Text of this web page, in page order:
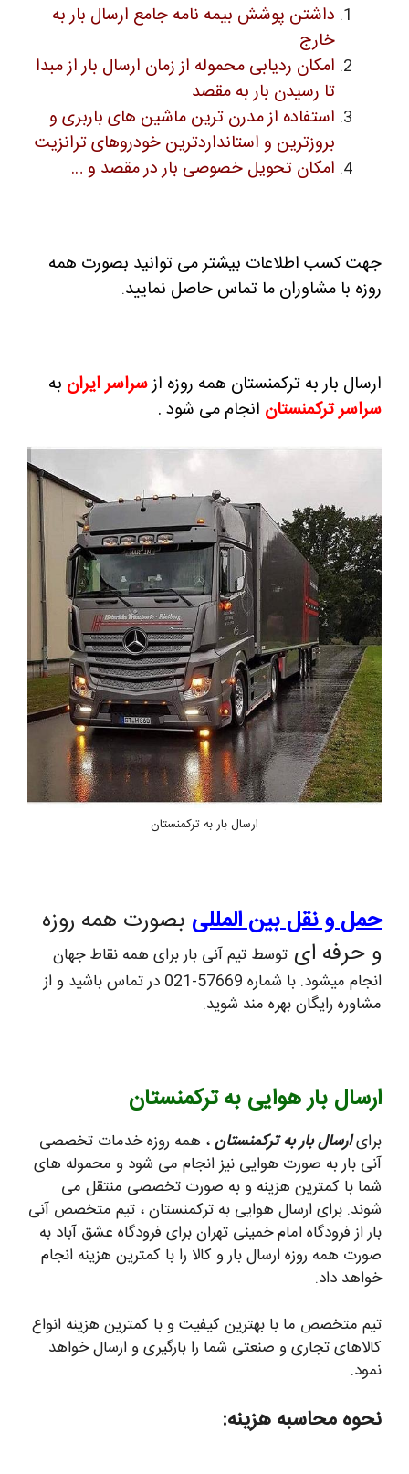
داشتن پوشش بیمه نامه جامع ارسال بار به
خارج
امکان ردیابی محموله از زمان ارسال بار از مبدا
تا رسیدن بار به مقصد
استفاده از مدرن ترین ماشین های باربری و
بروزترین و استانداردترین خودروهای ترانزیت
امکان تحویل خصوصی بار در مقصد و …
جهت کسب اطلاعات بیشتر می توانید بصورت همه
روزه با مشاوران ما تماس حاصل نمایید.
ارسال بار به ترکمنستان همه روزه ازسراسر ایران به
سراسر ترکمنستان انجام می شود .
ارسال بار به ترکمنستان
حمل و نقل بین المللی بصورت همه روزه
و حرفه ای توسط تیم آنی بار برای همه نقاط جهان
انجام میشود. با شماره 57669-021 در تماس باشید و از
مشاوره رایگان بهره مند شوید.
ارسال بار هوایی به ترکمنستان
برایارسال بار به ترکمنستان، همه روزه خدمات تخصصی
آنی بار به صورت هوایی نیز انجام می شود و محموله های
شما با کمترین هزینه و به صورت تخصصی منتقل می
شوند. برای ارسال هوایی به ترکمنستان ، تیم متخصص آنی
بار از فرودگاه امام خمینی تهران برای فرودگاه عشق آباد به
صورت همه روزه ارسال بار و کالا را با کمترین هزینه انجام
خواهد داد.
تیم متخصص ما با بهترین کیفیت و با کمترین هزینه انواع
کالاهای تجاری و صنعتی شما را بارگیری و ارسال خواهد
نمود.
نحوه محاسبه هزینه: